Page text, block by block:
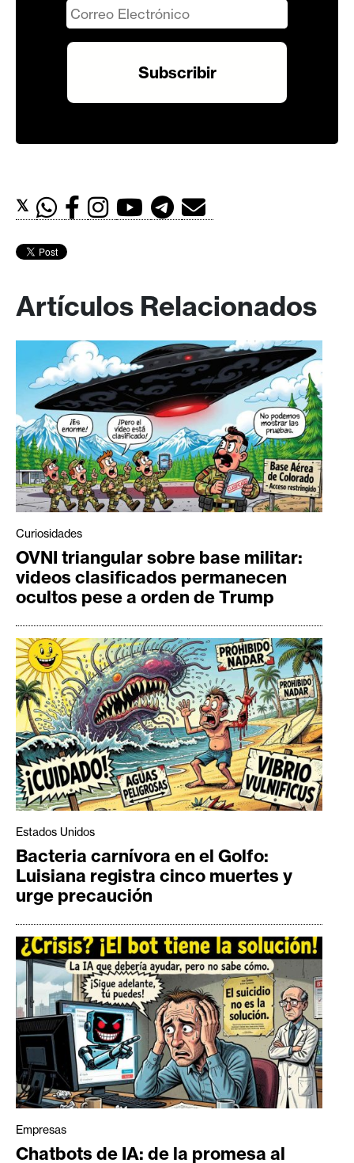
𝕏
Artículos Relacionados
Curiosidades
OVNI triangular sobre base militar:
videos clasificados permanecen
ocultos pese a orden de Trump
Estados Unidos
Bacteria carnívora en el Golfo:
Luisiana registra cinco muertes y
urge precaución
Empresas
Chatbots de IA: de la promesa al